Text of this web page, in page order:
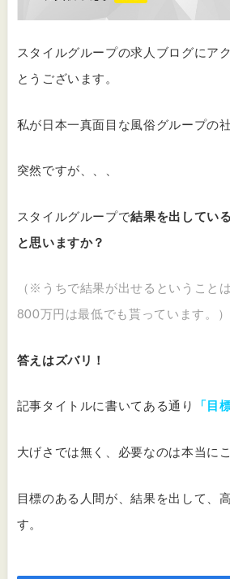
スタイルグループの求人ブログにア
とうございます。
私が日本一真面目な風俗グループの社
突然ですが、、、
スタイルグループで結果を出してい
と思いますか？
（※うちで結果が出せるということ
800万円は最低でも貰っています。）
答えはズバリ！
記事タイトルに書いてある通り 「目
大げさでは無く、必要なのは本当に
目標のある人間が、結果を出して、
す。